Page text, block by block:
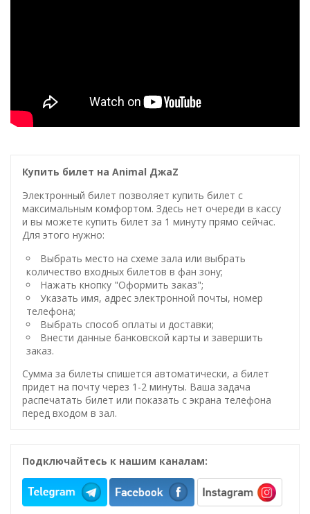
Купить билет на Animal ДжаZ
Электронный билет позволяет купить билет с
максимальным комфортом. Здесь нет очереди в кассу
и вы можете купить билет за 1 минуту прямо сейчас.
Для этого нужно:
Выбрать место на схеме зала или выбрать
количество входных билетов в фан зону;
Нажать кнопку "Оформить заказ";
Указать имя, адрес электронной почты, номер
телефона;
Выбрать способ оплаты и доставки;
Внести данные банковской карты и завершить
заказ.
Сумма за билеты спишется автоматически, а билет
придет на почту через 1-2 минуты. Ваша задача
распечатать билет или показать с экрана телефона
перед входом в зал.
Подключайтесь к нашим каналам: